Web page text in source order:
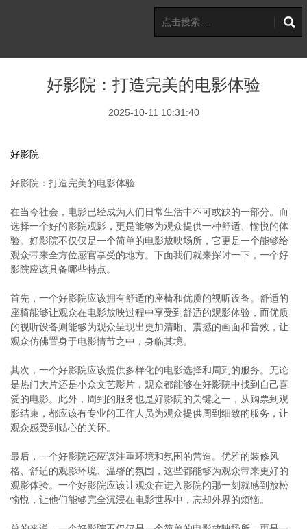
好影院：打造完美的电影体验
2025-10-11 10:31:40
好影院
好影院：打造完美的电影体验
在当今社会，电影已经成为人们日常生活中不可或缺的一部分。而
选择一个好的影院观影，更是能够为观众提供一种舒适、愉悦的体
验。好影院不仅仅是一个简单的电影放映场所，它更是一个能够给
观众带来全方位感官享受的地方。下面我们就来探讨一下，一个好
影院应该具备哪些特点。
首先，一个好影院应该拥有舒适的座椅和优质的视听设备。舒适的
座椅能够让观众在电影放映过程中享受到舒适的观影体验，而优质
的视听设备则能够为观众呈现出更加清晰、震撼的画面和音效，让
观众仿佛置身于电影情节之中，身临其境。
其次，一个好影院应该提供多样化的电影选择和周到的服务。无论
是热门大片还是小众文艺影片，观众都能够在好影院中找到自己喜
爱的电影。此外，周到的服务也是好影院的关键之一，从购票到观
影结束，都应该有专业的工作人员为观众提供周到细致的服务，让
观众感受到贴心的关怀。
最后，一个好影院还应该注重环境和氛围的营造。优雅的装修风
格、舒适的观影环境、温馨的氛围，这些都能够为观众带来更好的
观影体验。一个好影院应该让观众在进入影院的那一刻就感到放松
愉悦，让他们能够完全沉浸在电影世界中，忘却外界的烦恼。